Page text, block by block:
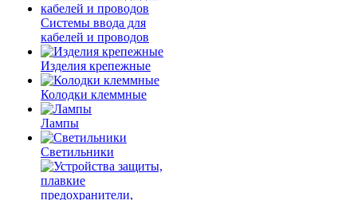
Системы ввода для
кабелей и проводов
Изделия крепежные
Колодки клеммные
Лампы
Светильники